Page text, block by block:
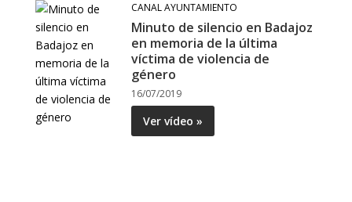
CANAL AYUNTAMIENTO
Minuto de silencio en Badajoz
en memoria de la última
víctima de violencia de
género
16/07/2019
Ver vídeo »